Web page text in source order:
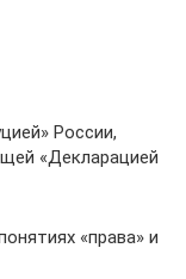
России,
«Декларацией
«права» и